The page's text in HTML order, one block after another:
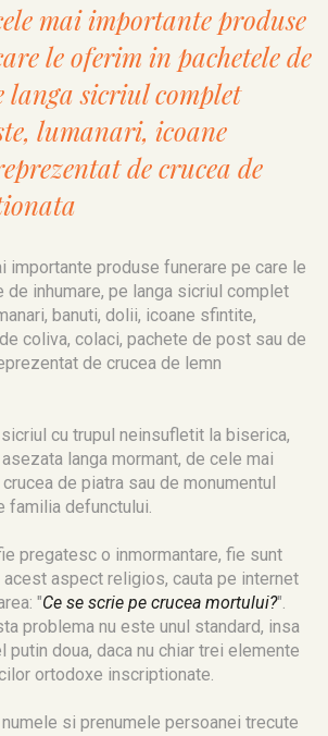
mai importante produse
le oferim in pachetele de
langa sicriul complet
lumanari, icoane
de crucea de
importante produse funerare pe care le
inhumare, pe langa sicriul complet
banuti, dolii, icoane sfintite,
coliva, colaci, pachete de post sau de
de crucea de lemn
cu trupul neinsufletit la biserica,
langa mormant, de cele mai
de piatra sau de monumentul
familia defunctului.
pregatesc o inmormantare, fie sunt
aspect religios, cauta pe internet
"Ce se scrie pe crucea mortului?".
problema nu este unul standard, insa
doua, daca nu chiar trei elemente
ortodoxe inscriptionate.
si prenumele persoanei trecute